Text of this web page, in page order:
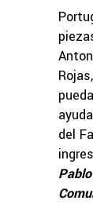
del